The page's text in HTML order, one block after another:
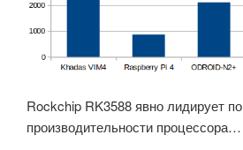
Rockchip RK3588 явно лидирует по
производительности процессора…